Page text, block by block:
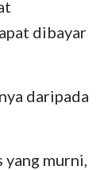
dibayar
daripada
murni,